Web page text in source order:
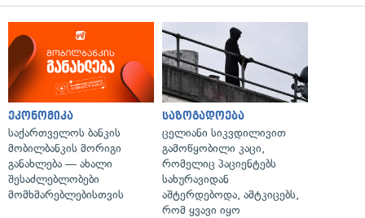
ეკონომიკა
საქართველოს ბანკის
მობილბანკის მორიგი
განახლება — ახალი
შესაძლებლობები
მომხმარებლებისთვის
საზოგადოება
ცელიანი სიკვდილივით
გამოწყობილი კაცი,
რომელიც პაციენტებს
სახურავიდან
აშტერდებოდა, ამტკიცებს,
რომ ყვავი იყო